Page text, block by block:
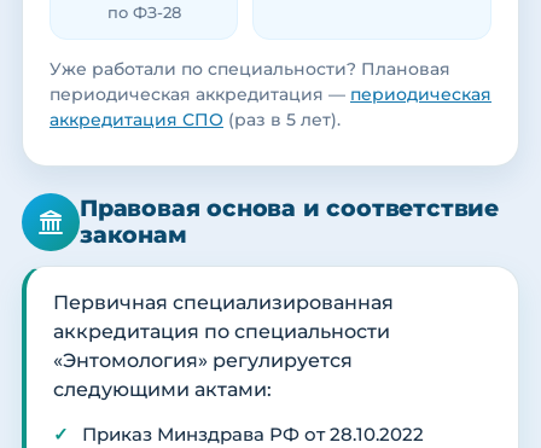
по ФЗ-28
Уже работали по специальности? Плановая
периодическая аккредитация — периодическая
аккредитация СПО (раз в 5 лет).
Правовая основа и соответствие
законам
Первичная специализированная
аккредитация по специальности
«Энтомология» регулируется
следующими актами:
Приказ Минздрава РФ от 28.10.2022